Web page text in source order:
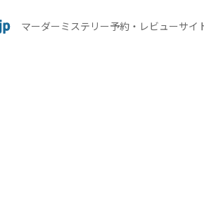
マーダーミステリー予約・レビューサイ